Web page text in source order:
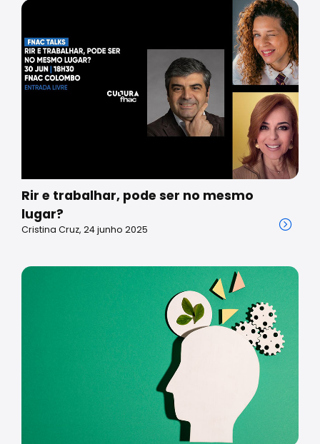
Rir e trabalhar, pode ser no mesmo
lugar?
Cristina Cruz, 24 junho 2025